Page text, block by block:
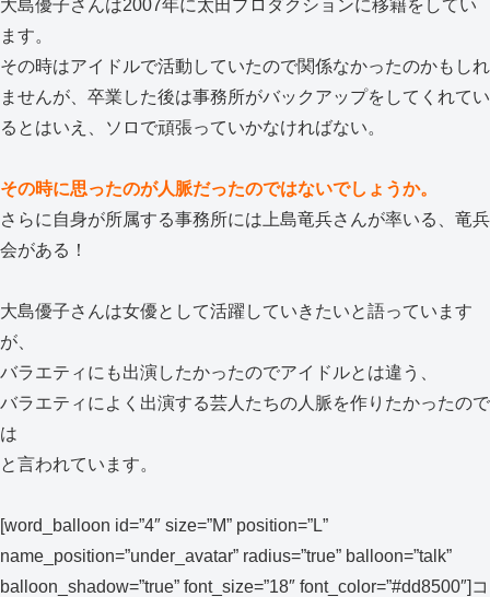
大島優子さんは2007年に太田プロダクションに移籍をしてい
ます。
その時はアイドルで活動していたので関係なかったのかもしれ
ませんが、卒業した後は事務所がバックアップをしてくれてい
るとはいえ、ソロで頑張っていかなければない。
その時に思ったのが人脈だったのではないでしょうか。
さらに自身が所属する事務所には上島竜兵さんが率いる、竜兵
会がある！
大島優子さんは女優として活躍していきたいと語っています
が、
バラエティにも出演したかったのでアイドルとは違う、
バラエティによく出演する芸人たちの人脈を作りたかったので
は
と言われています。
[word_balloon id=”4″ size=”M” position=”L”
name_position=”under_avatar” radius=”true” balloon=”talk”
balloon_shadow=”true” font_size=”18″ font_color=”#dd8500″]コ